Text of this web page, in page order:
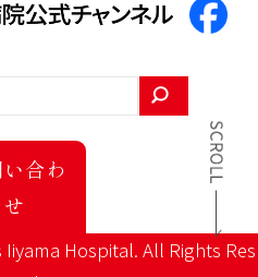
合わ
せ
Hospital. All Rights Res